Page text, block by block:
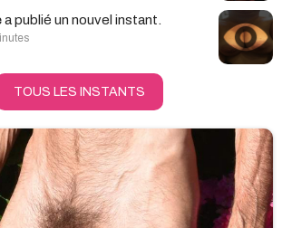
a publié un nouvel instant.
TOUS LES INSTANTS